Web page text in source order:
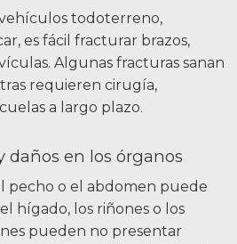
todoterreno,
es fácil fracturar brazos,
Algunas fracturas sanan
requieren cirugía,
a largo plazo.
daños en los órganos
pecho o el abdomen puede
hígado, los riñones o los
pueden no presentar